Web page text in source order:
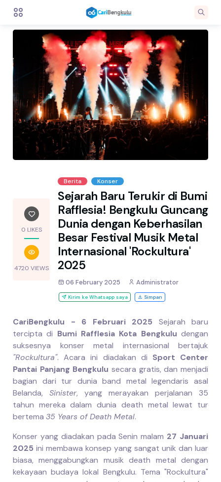
0 LIKES
4720 VIEWS
Berita Konser
Sejarah Baru Terukir di Bumi
Rafflesia! Bengkulu Guncang
Dunia dengan Keberhasilan
Besar Festival Musik Metal
Internasional 'Rockultura'
2025
06 February 2025 Administrator
Kirim ke Whatsapp saya Simpan
CariBengkulu - 6 Februari 2025 Sejarah baru
tercipta di Bumi Rafflesia Kota Bengkulu dengan
suksesnya konser metal internasional bertajuk
"Rockultura". Acara ini diadakan di Sport Center
Pantai Panjang Bengkulu secara gratis, dan menjadi
bagian dari tur dunia band metal legendaris asal
Belanda, Sinister, yang merayakan perjalanan 35
tahun mereka dalam dunia death metal lewat tur
bertema 35 Years of Death Metal.
Konser yang diadakan pada Senin malam 27 Januari
2025 ini membawa konsep yang sangat unik dan luar
biasa, menggabungkan musik death metal dengan
kekayaan budaya lokal Bengkulu. Tema "Rockultura"